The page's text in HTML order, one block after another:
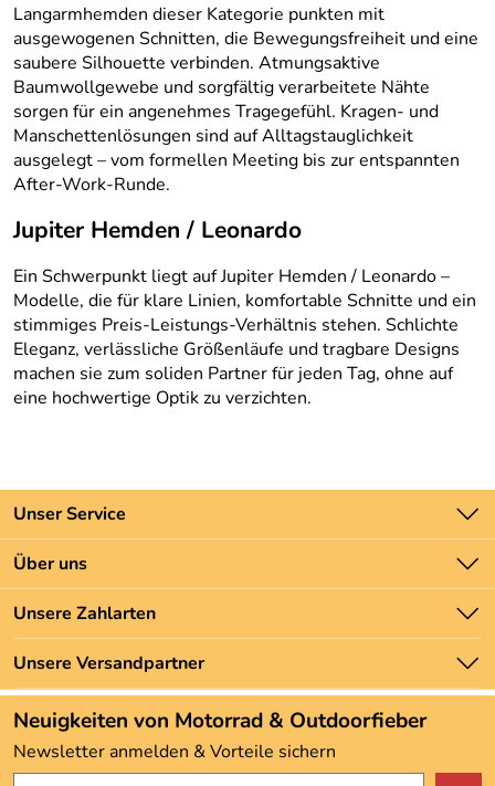
Langarmhemden dieser Kategorie punkten mit
ausgewogenen Schnitten, die Bewegungsfreiheit und eine
saubere Silhouette verbinden. Atmungsaktive
Baumwollgewebe und sorgfältig verarbeitete Nähte
sorgen für ein angenehmes Tragegefühl. Kragen- und
Manschettenlösungen sind auf Alltagstauglichkeit
ausgelegt – vom formellen Meeting bis zur entspannten
After-Work-Runde.
Jupiter Hemden / Leonardo
Ein Schwerpunkt liegt auf Jupiter Hemden / Leonardo –
Modelle, die für klare Linien, komfortable Schnitte und ein
stimmiges Preis-Leistungs-Verhältnis stehen. Schlichte
Eleganz, verlässliche Größenläufe und tragbare Designs
machen sie zum soliden Partner für jeden Tag, ohne auf
eine hochwertige Optik zu verzichten.
Unser Service
Kontakt
Batteriegesetz
Newsletter
Zahlung und Versand
Über uns
Unsere Bestseller
Marken
Neu
Angebote
Kundenbewertungen (3.493)
4,9/5*****
Unsere Zahlarten
Unsere Versandpartner
Neuigkeiten von Motorrad & Outdoorfieber
Newsletter anmelden & Vorteile sichern